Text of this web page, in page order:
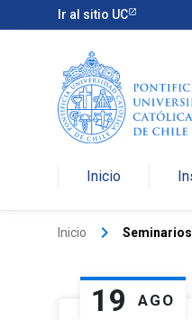
Ir al sitio UC
Inicio
Inicio keyboard_arrow_right Seminarios
19 AGO